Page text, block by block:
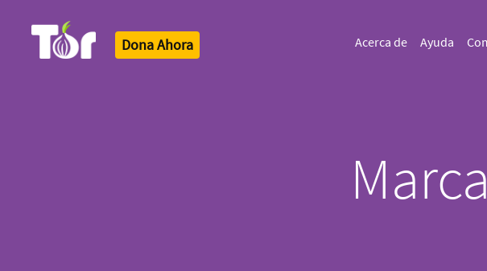
Dona Ahora Acerca de Ayuda